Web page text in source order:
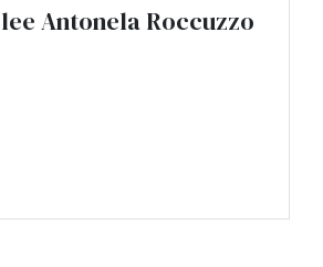
Antonela Roccuzzo